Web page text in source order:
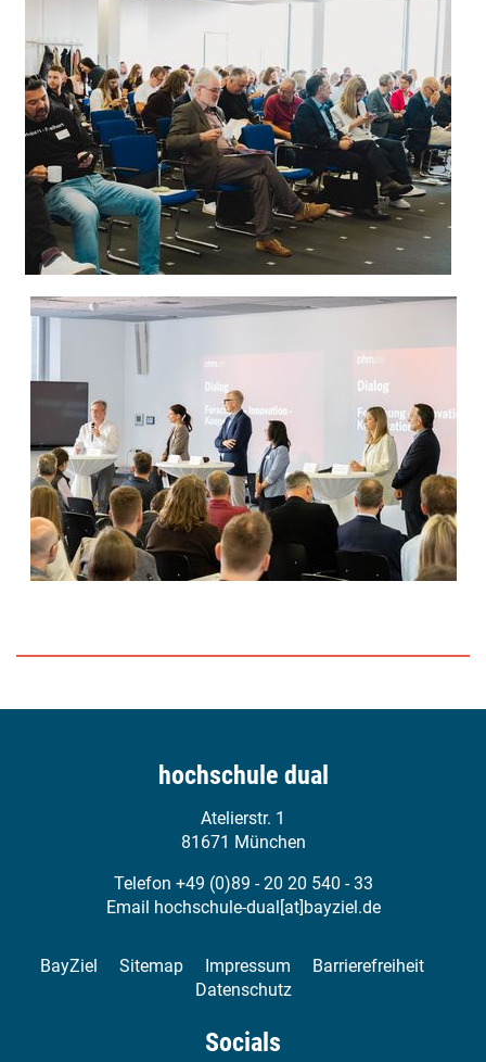
hochschule dual
Atelierstr. 1
81671 München
Telefon +49 (0)89 - 20 20 540 - 33
Email hochschule-dual[at]bayziel.de
BayZiel Sitemap Impressum
Barrierefreiheit
Datenschutz
Socials